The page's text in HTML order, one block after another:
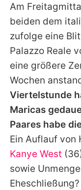
Am
beiden dem
zufolge eine
Palazzo Reale
eine größere
Wochen
Viertelstunde
Maricas
Paares habe
Ein Auflauf von
Kanye West
sowie